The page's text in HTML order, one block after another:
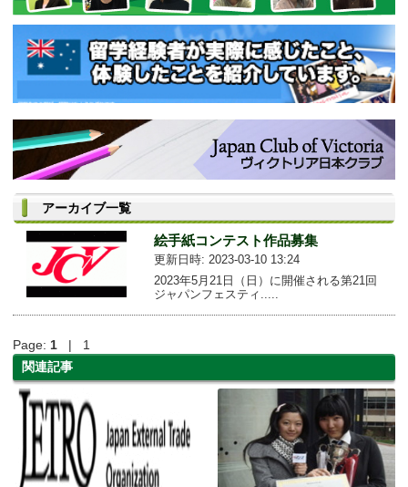
アーカイブ一覧
絵手紙コンテスト作品募集
更新日時: 2023-03-10 13:24
2023年5月21日（日）に開催される第21回
ジャパンフェスティ.....
Page: 1 | 1
関連記事